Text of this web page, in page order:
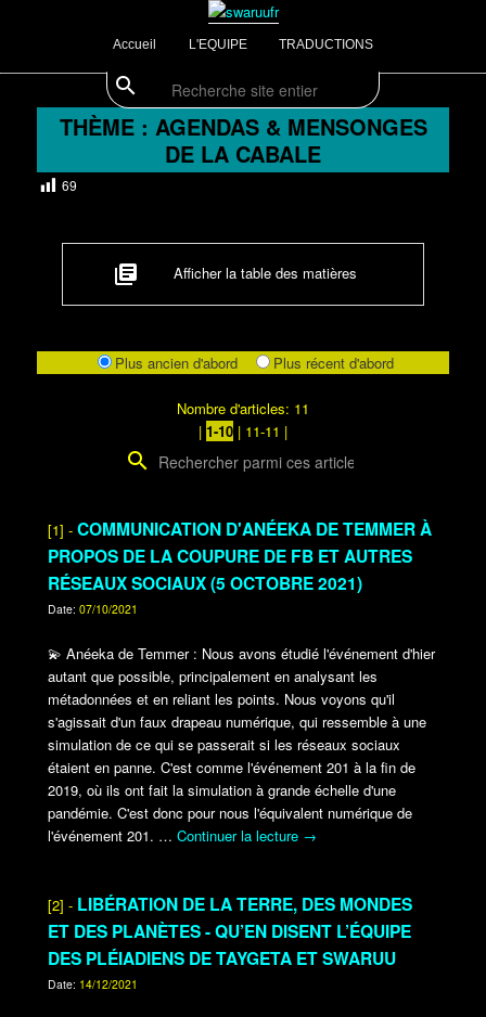
principalswaruufr
Divulgations Swaruurienne et Taygetienne
search Recherche
Accueil L'EQUIPE TRADUCTIONS
THÈME : AGENDAS & MENSONGES
DE LA CABALE
69
library_books Afficher la table des matières
Plus ancien d'abord Plus récent d'abord
Nombre d'articles: 11
| 1-10 | 11-11 |
search
[1] -COMMUNICATION D'ANÉEKA DE TEMMER À
PROPOS DE LA COUPURE DE FB ET AUTRES
RÉSEAUX SOCIAUX (5 OCTOBRE 2021)
Date:07/10/2021
💫 Anéeka de Temmer : Nous avons étudié l'événement d'hier
autant que possible, principalement en analysant les
métadonnées et en reliant les points. Nous voyons qu'il
s'agissait d'un faux drapeau numérique, qui ressemble à une
simulation de ce qui se passerait si les réseaux sociaux
étaient en panne. C'est comme l'événement 201 à la fin de
2019, où ils ont fait la simulation à grande échelle d'une
pandémie. C'est donc pour nous l'équivalent numérique de
l'événement 201. …Continuer la lecture →
[2] - LIBÉRATION DE LA TERRE, DES MONDES
ET DES PLANÈTES - QU’EN DISENT L’ÉQUIPE
DES PLÉIADIENS DE TAYGETA ET SWARUU
Date: 14/12/2021